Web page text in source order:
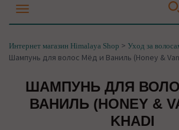
Интернет магазин Himalaya Shop > Уход за
Шампунь для волос Мёд и Ваниль (Honey &
ШАМПУНЬ ДЛЯ
ВАНИЛЬ (HONEY &
KHADI